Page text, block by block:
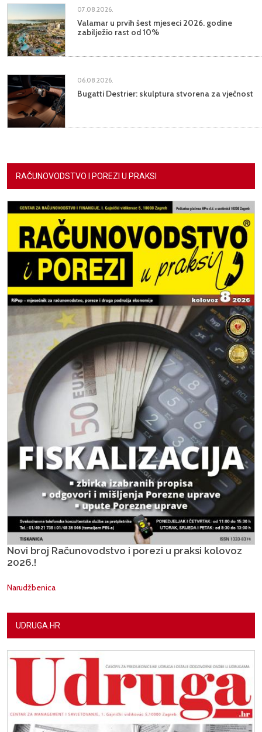
07.08.2026.
Valamar u prvih šest mjeseci 2026. godine
zabilježio rast od 10%
06.08.2026.
Bugatti Destrier: skulptura stvorena za vječnost
RAČUNOVODSTVO I POREZI U PRAKSI
Novi broj Računovodstvo i porezi u praksi kolovoz
2026.!
Narudžbenica
UDRUGA.HR